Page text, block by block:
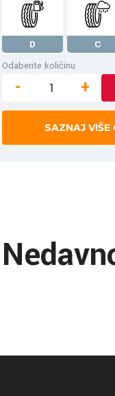
D C
Odaberite količinu
- +
SAZNAJ VIŠE